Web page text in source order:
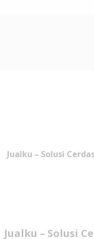
Jualku – Solusi
Jualku – Solusi